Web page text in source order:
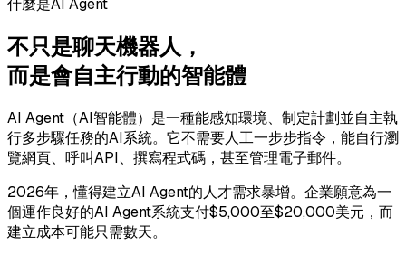
什麼是AI Agent
不只是聊天機器人，
而是會自主行動的智能體
AI Agent（AI智能體）是一種能感知環境、制定計劃並自主執
行多步驟任務的AI系統。它不需要人工一步步指令，能自行瀏
覽網頁、呼叫API、撰寫程式碼，甚至管理電子郵件。
2026年，懂得建立AI Agent的人才需求暴增。企業願意為一
個運作良好的AI Agent系統支付$5,000至$20,000美元，而
建立成本可能只需數天。